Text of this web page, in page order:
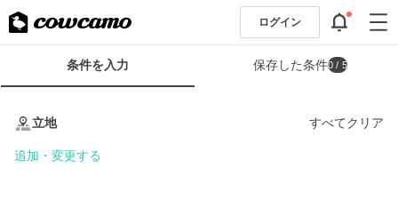
ログイン
条
条件を入力 保存した条件0 / 5
立地 すべてクリア
追加・変更する